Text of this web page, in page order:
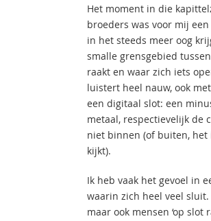
Het moment in die
broeders was voor mij
in het steeds meer oog
smalle grensgebied
raakt en waar zich iets
luistert heel nauw, ook
een digitaal slot: een
metaal, respectievelijk de
niet binnen (of buiten, het
kijkt).
Ik heb vaak het gevoel in
waarin zich heel veel
maar ook mensen ‘op slot